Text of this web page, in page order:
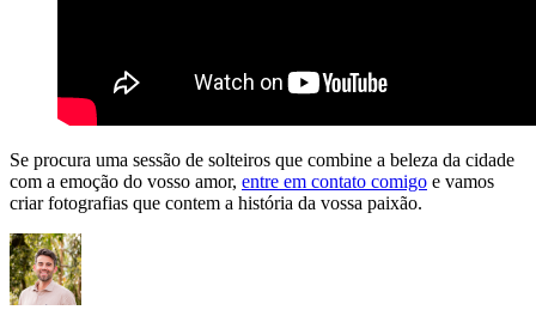
Se procura uma sessão de solteiros que combine a beleza da cidade
com a emoção do vosso amor, entre em contato comigo e vamos
criar fotografias que contem a história da vossa paixão.